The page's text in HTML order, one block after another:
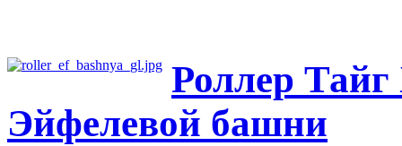
Роллер
Эйфелевой башни